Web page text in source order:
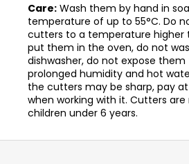
Care: Wash them by hand in
temperature of up to 55°C. Do
cutters to a temperature higher
put them in the oven, do not
dishwasher, do not expose
prolonged humidity and hot
the cutters may be sharp, pay
when working with it. Cutters
children under 6 years.
Z